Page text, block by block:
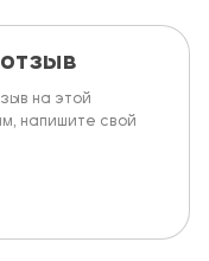
на этой
напишите свой